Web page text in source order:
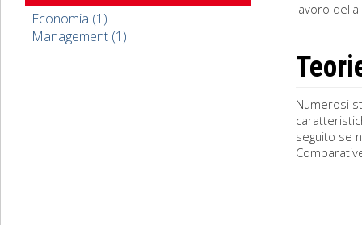
lavoro della
Numerosi
seguito se
Economia (1)
Management (1)